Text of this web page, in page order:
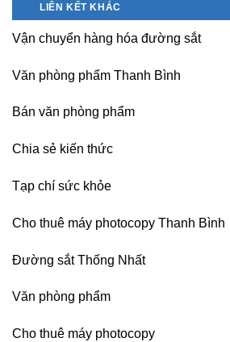
Nội
nghề
Nitto
tại
TP
LIÊN KẾT KHÁC
Vận chuyển hàng hóa đường sắt
Văn phòng phẩm Thanh Bình
Bán văn phòng phẩm
Chia sẻ kiến thức
Tạp chí sức khỏe
Cho thuê máy photocopy Thanh Bình
Đường sắt Thống Nhất
Văn phòng phẩm
Cho thuê máy photocopy